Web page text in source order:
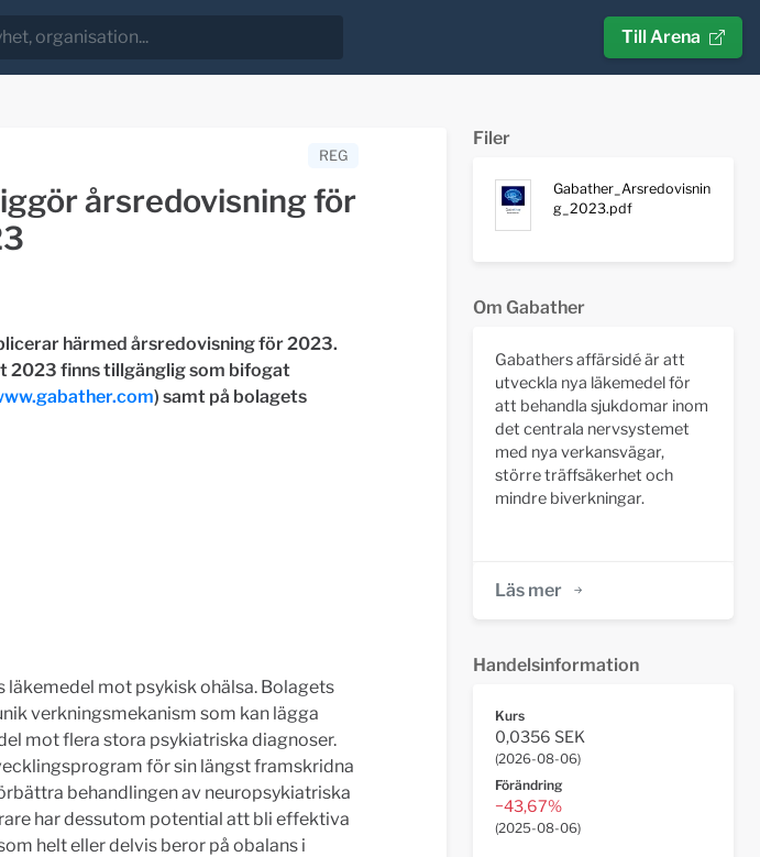
Till Arena
REG
årsredovisning för
härmed årsredovisning för 2023.
2023 finns tillgänglig som bifogat
) samt på bolagets
mot psykisk ohälsa. Bolagets
verkningsmekanism som kan lägga
mot flera stora psykiatriska diagnoser.
för sin längst framskridna
behandlingen av neuropsykiatriska
har dessutom potential att bli effektiva
helt eller delvis beror på obalans i
Filer
Gabather_Arsredovisnin
g_2023.pdf
Om Gabather
Gabathers affärsidé är att
utveckla nya läkemedel för
att behandla sjukdomar inom
det centrala nervsystemet
med nya verkansvägar,
större träffsäkerhet och
mindre biverkningar.
Läs mer
Handelsinformation
Kurs
0,0356 SEK
(2026-08-06)
Förändring
−43,67%
(2025-08-06)